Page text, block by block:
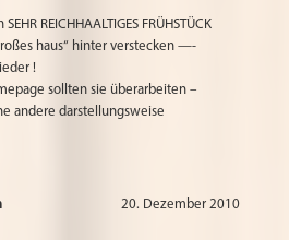
REICHHAALTIGES FRÜHSTÜCK
haus“ hinter verstecken —-
!
sollten sie überarbeiten –
andere darstellungsweise
20. Dezember 2010